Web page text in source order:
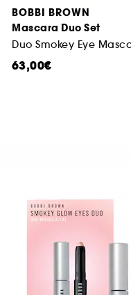
BOBBI BROWN
Mascara Duo Set
63,00€